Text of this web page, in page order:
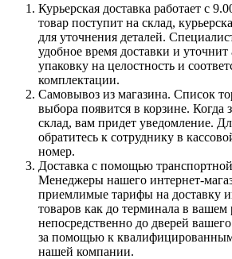
Курьерская доставка работает с
товар поступит на склад,
для уточнения деталей.
удобное время доставки и
упаковку на целостность и
комплектации.
Самовывоз из магазина. Список
выбора появится в корзине. Когда
склад, вам придет уведомление.
обратитесь к сотруднику в
номер.
Доставка с помощью
Менеджеры нашего интернет-
приемлимые тарифы на доставку
товаров как до терминала в вашем
непосредственно до дверей
за помощью к
нашей компании.